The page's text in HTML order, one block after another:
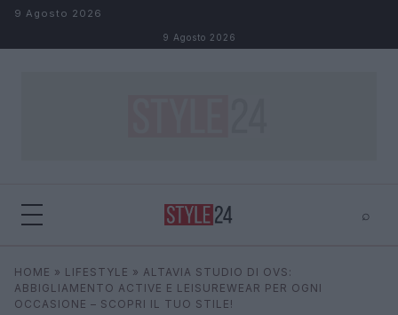
Salta al contenuto
9 Agosto 2026
9 Agosto 2026
⌕
Cerca
HOME » LIFESTYLE » ALTAVIA STUDIO DI OVS:
ABBIGLIAMENTO ACTIVE E LEISUREWEAR PER OGNI
OCCASIONE – SCOPRI IL TUO STILE!